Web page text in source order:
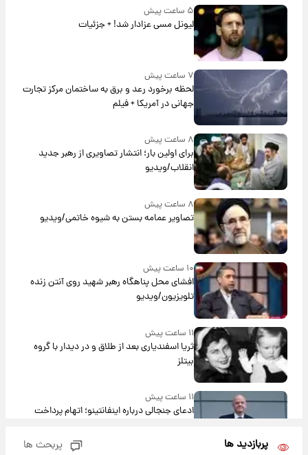
۵ ساعت پیش
لیونل مسی عزادار شد! + جزئیات
۷ ساعت پیش
لحظه برخورد رعد و برق به ساختمان مرکز تجارت
جهانی در آمریکا + فیلم
۸ ساعت پیش
برای اولین بار؛ انتشار تصاویری از رهبر جدید
انقلاب/ویدیو
۸ ساعت پیش
تصاویر عمامه بستن به شیوه خاتمی/ویدیو
۱۰ ساعت پیش
افشای محل پناهگاه‌ رهبر شهید روی آنتن زنده
تلویزیون/ویدیو
۱۱ ساعت پیش
ثریا اسفندیاری بعد از طلاق و در دیدار با گروه
بیتلز
۱۱ ساعت پیش
ادعای جنجالی درباره اینفانتینو؛ اتهام پرداخت
پربازدید ها پربحث ها